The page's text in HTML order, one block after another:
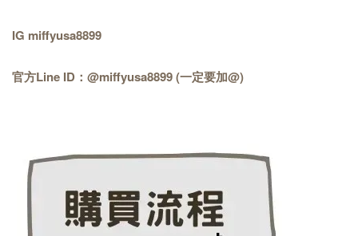
IG miffyusa8899
官方Line ID：@miffyusa8899 (一定要加@)